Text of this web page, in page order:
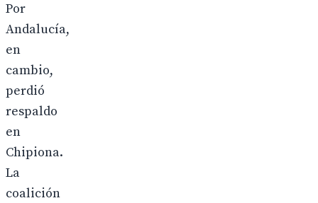
Por
Andalucía,
en
cambio,
perdió
respaldo
en
Chipiona.
La
coalición